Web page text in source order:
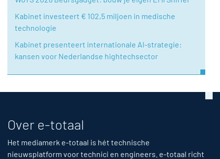
Kabinet investeert € 102,5 miljoen in medische
technologie
Kabinet presenteert internationale AI-strategie:
kansen voor Nederlandse hightechsector
Over e-totaal
Het mediamerk e-totaal is hét technische
nieuwsplatform voor technici en engineers. e-totaal richt